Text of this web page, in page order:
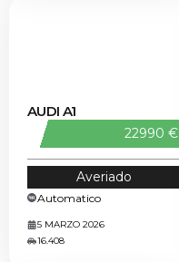
AUDI A1
22990 €
Averiado
Automatico
5 MARZO 2026
16.408